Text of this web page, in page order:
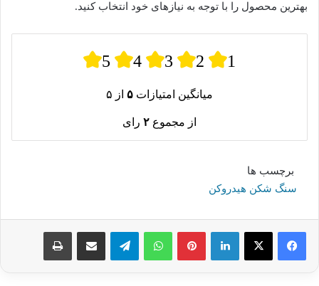
بهترین محصول را با توجه به نیازهای خود انتخاب کنید.
5 4 3 2 1
میانگین امتیازات ۵ از ۵
از مجموع ۲ رای
برچسب ها
سنگ شکن هیدروکن
لینکدین پینترستواتس آپ تلگرام اشتراک گذاری از طریق ایمیل چاپ